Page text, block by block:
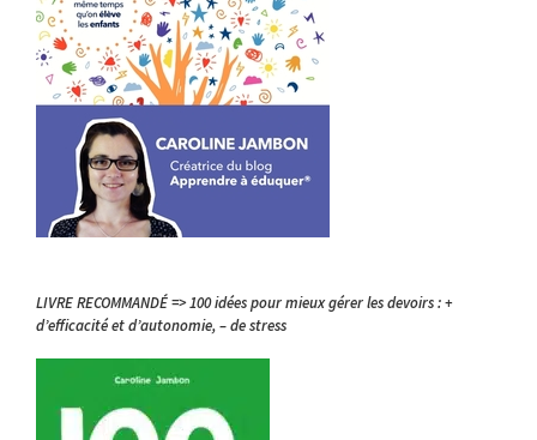
LIVRE RECOMMANDÉ => 100 idées pour mieux gérer les devoirs : +
d’efficacité et d’autonomie, – de stress